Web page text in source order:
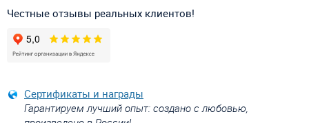
Честные отзывы реальных клиентов!
Сертификаты и награды
Гарантируем лучший опыт: создано с любовью,